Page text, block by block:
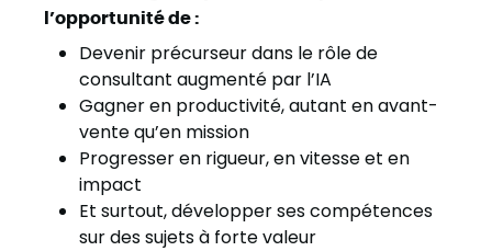
l’opportunité de :
Devenir précurseur dans le rôle de
consultant augmenté par l’IA
Gagner en productivité, autant en avant-
vente qu’en mission
Progresser en rigueur, en vitesse et en
impact
Et surtout, développer ses compétences
sur des sujets à forte valeur